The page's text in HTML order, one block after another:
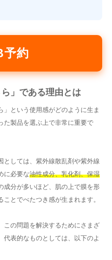
予約
」である理由とは
」という使用感がどのように生ま
た製品を選ぶ上で非常に重要で
としては、紫外線散乱剤や紫外線
に必要な油性成分、乳化剤、保湿
成分が多いほど、肌の上で膜を形
とでべたつき感が生まれます。
この問題を解決するためにさまざ
代表的なものとしては、以下のよ